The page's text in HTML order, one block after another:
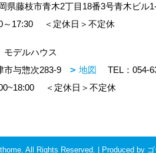
県藤枝市青木2丁目18番3号青木ビル
～17:30
＜定休日＞不定休
モデルハウス
市与惣次283-9 地図 TEL： 054-
＜定休日＞不定休
All Rights Reserved. Produced by